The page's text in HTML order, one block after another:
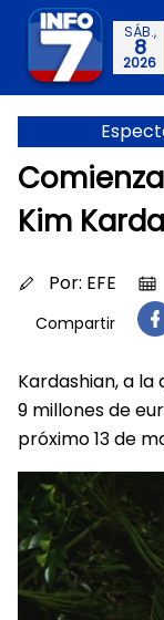
SÁB.,
8
2026
Kim
Por: EFE
Compartir
Kardashian, a
9 millones de
próximo 13 de